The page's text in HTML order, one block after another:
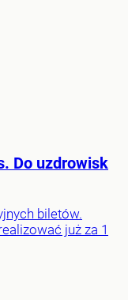
Do uzdrowisk
biletów.
już za 1